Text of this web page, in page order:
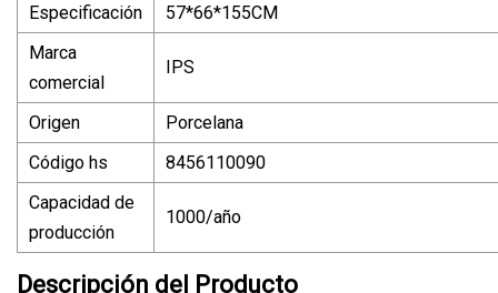
Especificación
57*66*155CM
Marca
comercial
IPS
Origen
Porcelana
Código hs
8456110090
Capacidad de
producción
1000/año
Descripción del Producto